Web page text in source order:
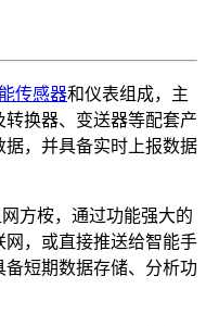
传感器和仪表组成，主
转换器、变送器等配套产
，并具备实时上报数据
方桉，通过功能强大的
，或直接推送给智能手
短期数据存储、分析功